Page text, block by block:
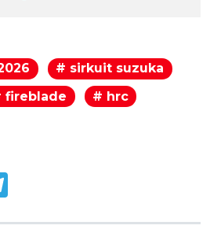
# sirkuit suzuka
fireblade
# hrc